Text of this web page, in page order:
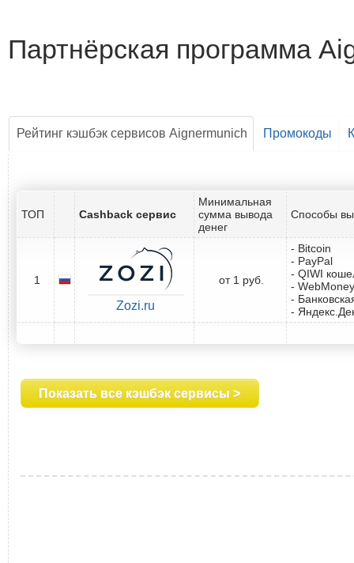
Партнёрская программа
Рейтинг кэшбэк сервисов Aignermunich Промокоды
ТОП Cashback сервис
Минимальная
сумма вывода
денег
Способы
1
Zozi.ru
от 1 руб.
- Bitcoin
- PayPal
- QIWI
- WebMoney
-
-
Показать все кэшбэк сервисы >